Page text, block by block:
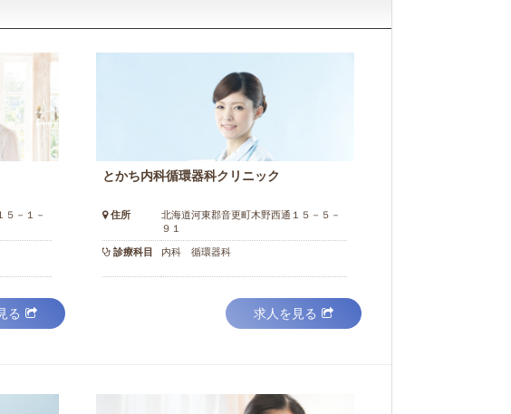
５－１－
る
とかち内科循環器科クリニック
住所
北海道河東郡音更町木野西通１５－５－
９１
診療科目 内科 循環器科
求人を見る